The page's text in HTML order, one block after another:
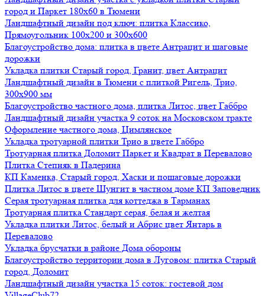
город и Паркет 180х60 в Тюмени
Ландшафтный дизайн под ключ: плитка Классико,
Прямоугольник 100х200 и 300х600
Благоустройство дома: плитка в цвете Антрацит и шаговые
дорожки
Укладка плитки Старый город, Гранит, цвет Антрацит
Ландшафтный дизайн в Тюмени с плиткой Ригель, Трио,
300х900 мм
Благоустройство частного дома, плитка Литос, цвет Габбро
Ландшафтный дизайн участка 9 соток на Московском тракте
Оформление частного дома, Цимлянское
Укладка тротуарной плитки Трио в цвете Габбро
Тротуарная плитка Доломит Паркет и Квадрат в Перевалово
Плитка Степняк в Падерина
КП Каменка, Старый город, Хаски и пошаговые дорожки
Плитка Литос в цвете Шунгит в частном доме КП Заповедник
Серая тротуарная плитка для коттеджа в Тарманах
Тротуарная плитка Стандарт серая, белая и желтая
Укладка плитки Литос, белый и Абрис цвет Янтарь в
Перевалово
Укладка брусчатки в районе Дома обороны
Благоустройство территории дома в Луговом: плитка Старый
город, Доломит
Ландшафтный дизайн участка 15 соток: гостевой дом